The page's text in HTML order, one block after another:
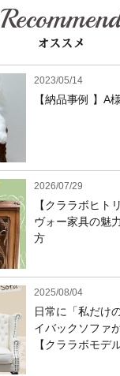
オススメ
2023/05/14
【納品事例 】A
2026/07/29
【クララボヒト
ヴォー家具の魅
方
2025/08/04
日常に「私だけ
イバックソファ
【クララボモデ